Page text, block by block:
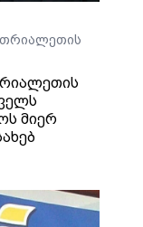
თრიალეთის
მიერ